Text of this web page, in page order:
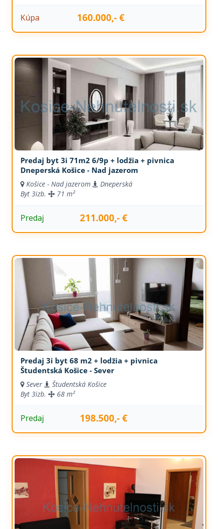
Kúpa 160.000,- €
Predaj byt 3i 71m2 6/9p + lodžia + pivnica
Dneperská Košice - Nad jazerom
Košice - Nad jazerom
Dneperská
Byt 3izb. 71 m²
Predaj 211.000,- €
Predaj 3i byt 68 m2 + lodžia + pivnica
Študentská Košice - Sever
Sever
Študentská Košice
Byt 3izb. 68 m²
Predaj 198.500,- €